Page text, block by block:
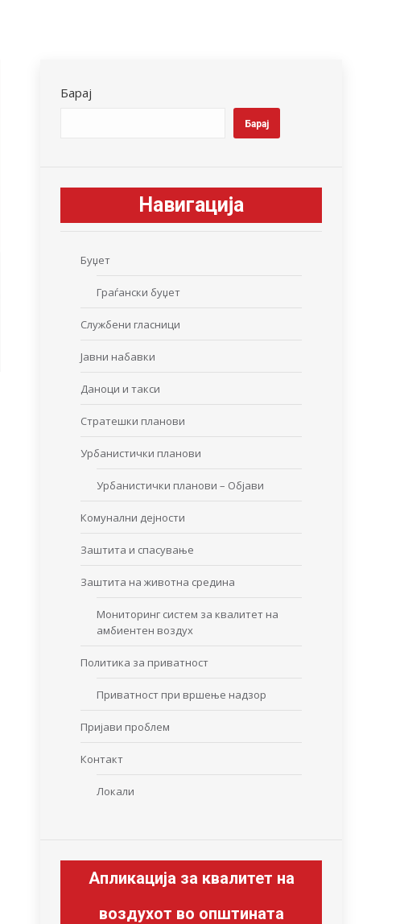
Барај
Барај
Навигација
Буџет
Граѓански буџет
Службени гласници
Јавни набавки
Даноци и такси
Стратешки планови
Урбанистички планови
Урбанистички планови – Објави
Комунални дејности
Заштита и спасување
Заштита на животна средина
Мониторинг систем за квалитет на
амбиентен воздух
Политика за приватност
Приватност при вршење надзор
Пријави проблем
Контакт
Локали
Апликација за квалитет на
воздухот во општината